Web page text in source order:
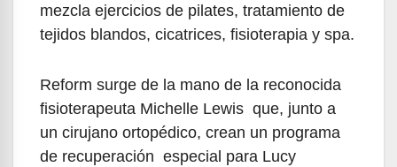
mezcla ejercicios de pilates, tratamiento de
tejidos blandos, cicatrices, fisioterapia y spa.
Reform surge de la mano de la reconocida
fisioterapeuta Michelle Lewis que, junto a
un cirujano ortopédico, crean un programa
de recuperación especial para Lucy